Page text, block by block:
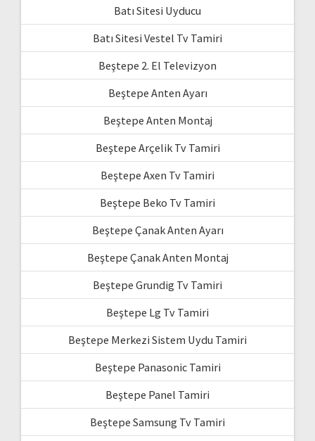
Batı Sitesi Uyducu
Batı Sitesi Vestel Tv Tamiri
Beştepe 2. El Televizyon
Beştepe Anten Ayarı
Beştepe Anten Montaj
Beştepe Arçelik Tv Tamiri
Beştepe Axen Tv Tamiri
Beştepe Beko Tv Tamiri
Beştepe Çanak Anten Ayarı
Beştepe Çanak Anten Montaj
Beştepe Grundig Tv Tamiri
Beştepe Lg Tv Tamiri
Beştepe Merkezi Sistem Uydu Tamiri
Beştepe Panasonic Tamiri
Beştepe Panel Tamiri
Beştepe Samsung Tv Tamiri